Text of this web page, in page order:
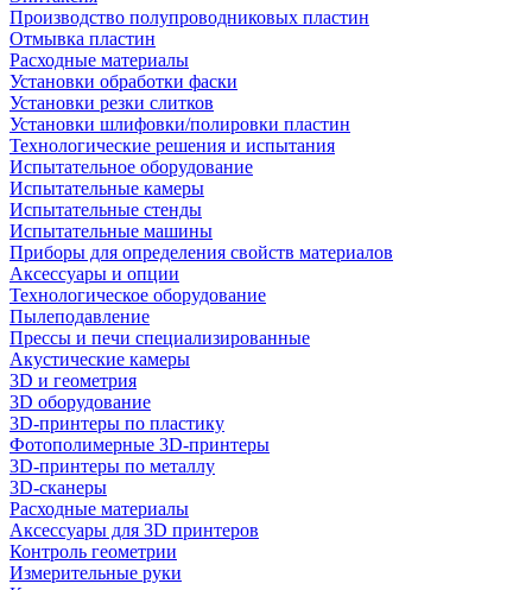
Производство полупроводниковых пластин
Отмывка пластин
Расходные материалы
Установки обработки фаски
Установки резки слитков
Установки шлифовки/полировки пластин
Технологические решения и испытания
Испытательное оборудование
Испытательные камеры
Испытательные стенды
Испытательные машины
Приборы для определения свойств материалов
Аксессуары и опции
Технологическое оборудование
Пылеподавление
Прессы и печи специализированные
Акустические камеры
3D и геометрия
3D оборудование
3D-принтеры по пластику
Фотополимерные 3D-принтеры
3D-принтеры по металлу
3D-сканеры
Расходные материалы
Аксессуары для 3D принтеров
Контроль геометрии
Измерительные руки